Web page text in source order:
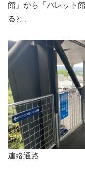
館」から「パレット
ると、
連絡通路